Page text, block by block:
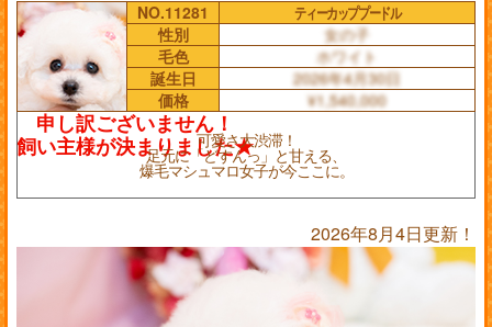
NO.11281
ティーカッププードル
性別
女の子
毛色
ホワイト
誕生日
2026年4月30日
価格
¥1,540,000
可愛さ大渋滞！
足元に「どすんっ」と甘える、
爆毛マシュマロ女子が今ここに。
2026年8月4日更新！